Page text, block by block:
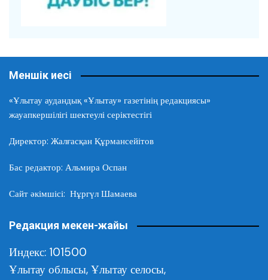
Меншік иесі
«Ұлытау аудандық «Ұлытау» газетінің редакциясы»
жауапкершілігі шектеулі серіктестігі
Директор: Жалғасқан Құрмансейітов
Бас редактор: Альмира Оспан
Сайт әкімшісі: Нұргүл Шамаева
Редакция мекен-жайы
Индекс: 101500
Ұлытау облысы, Ұлытау селосы,